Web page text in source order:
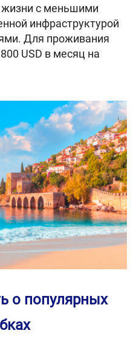
жизни с меньшими
инфраструктурой
Для проживания
USD в месяц на
о популярных